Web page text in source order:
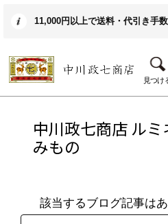
11,000円以上で送料・代引き手
見つけ
中川政七商店 ル
みもの
該当するブログ記事はあ